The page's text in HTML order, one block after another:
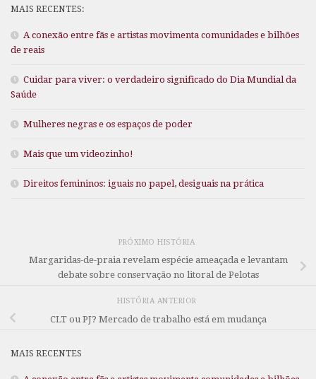
MAIS RECENTES:
A conexão entre fãs e artistas movimenta comunidades e bilhões
de reais
Cuidar para viver: o verdadeiro significado do Dia Mundial da
Saúde
Mulheres negras e os espaços de poder
Mais que um videozinho!
Direitos femininos: iguais no papel, desiguais na prática
PRÓXIMO HISTÓRIA
Margaridas-de-praia revelam espécie ameaçada e levantam
debate sobre conservação no litoral de Pelotas
HISTÓRIA ANTERIOR
CLT ou PJ? Mercado de trabalho está em mudança
MAIS RECENTES